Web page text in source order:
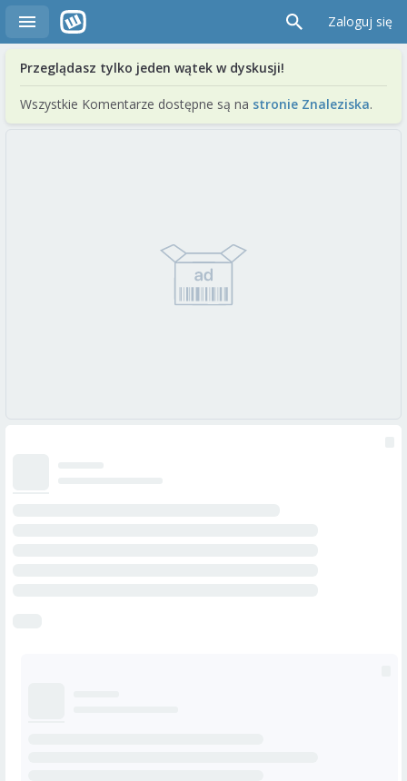
Zaloguj się
Przeglądasz tylko jeden wątek w dyskusji!
Wszystkie Komentarze dostępne są na stronie Znaleziska.